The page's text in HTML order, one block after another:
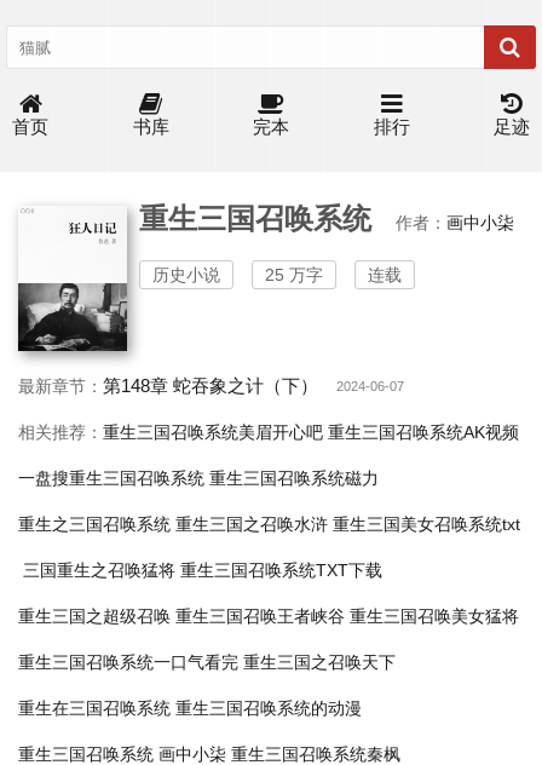
首页 书库 完本 排行 足迹
重生三国召唤系统 作者： 画中小柒
历史小说 25 万字 连载
最新章节： 第148章 蛇吞象之计（下） 2024-06-07
相关推荐： 重生三国召唤系统美眉开心吧 重生三国召唤系统AK视频
一盘搜重生三国召唤系统 重生三国召唤系统磁力
重生之三国召唤系统 重生三国之召唤水浒 重生三国美女召唤系统txt
三国重生之召唤猛将 重生三国召唤系统TXT下载
重生三国之超级召唤 重生三国召唤王者峡谷 重生三国召唤美女猛将
重生三国召唤系统一口气看完 重生三国之召唤天下
重生在三国召唤系统 重生三国召唤系统的动漫
重生三国召唤系统 画中小柒 重生三国召唤系统秦枫